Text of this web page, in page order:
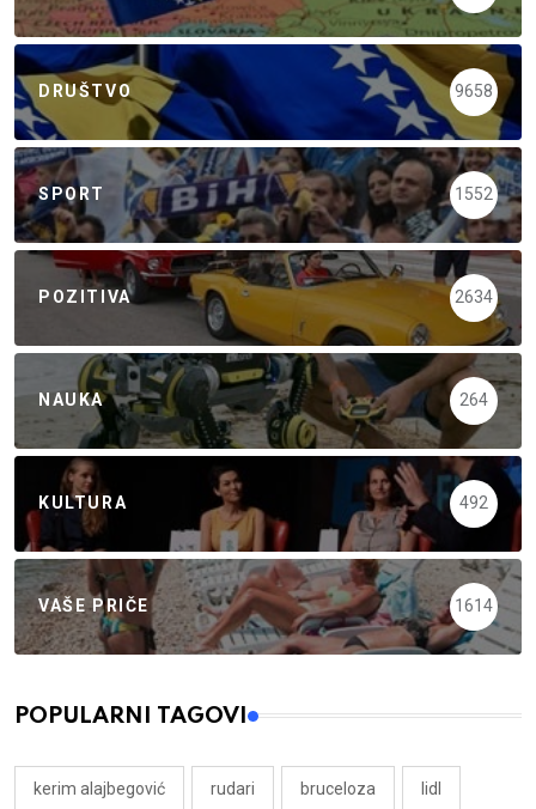
DRUŠTVO 9658
SPORT 1552
POZITIVA 2634
NAUKA 264
KULTURA 492
VAŠE PRIČE 1614
POPULARNI TAGOVI
kerim alajbegović rudari bruceloza lidl